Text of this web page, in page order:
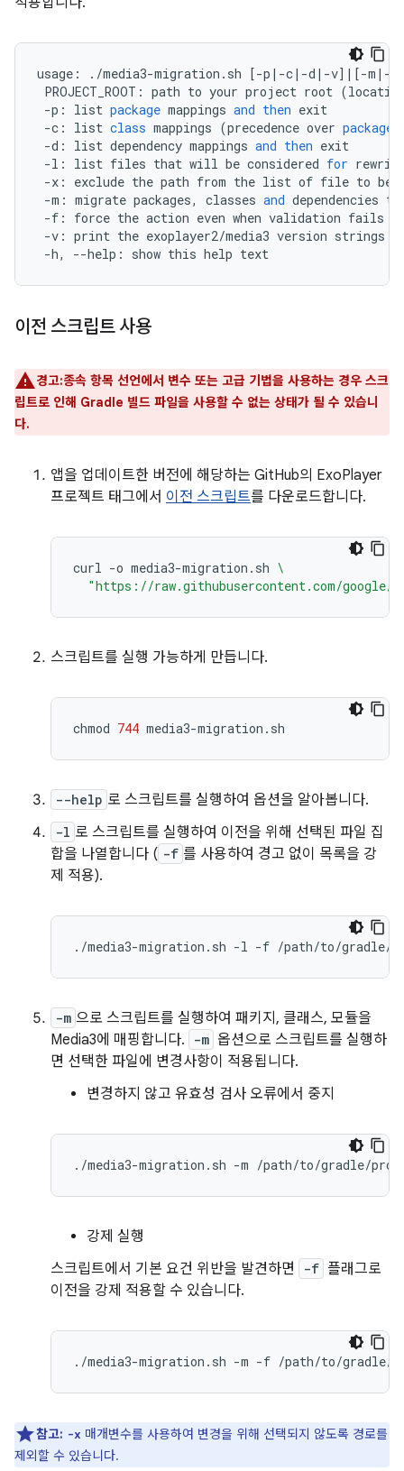
usage : . /media3-migration . sh [-p |-c|-d |-v] | [-m |-
PROJECT_ROOT : path to your project root (
-p : list package mappings and then exit
-c : list class mappings (precedence over package
-d : list dependency mappings and then exit
-l : list files that will be considered for
-x : exclude the path from the list of file to be
-m : migrate packages, classes and dependencies to
-f : force the action even when validation fails
-v : print the exoplayer2/media3 version strings
-h, --help : show this help text
이전 스크립트 사용
경고:종속 항목 선언에서 변수 또는 고급 기법을 사용하는 경우 스크
립트로 인해 Gradle 빌드 파일을 사용할 수 없는 상태가 될 수 있습니
다.
앱을 업데이트한 버전에 해당하는 GitHub의 ExoPlayer
프로젝트 태그에서 이전 스크립트를 다운로드합니다.
curl -o media3-migration.sh \
"https://raw.githubusercontent.com/google/
스크립트를 실행 가능하게 만듭니다.
chmod 744
--help 로 스크립트를 실행하여 옵션을 알아봅니다.
-l 로 스크립트를 실행하여 이전을 위해 선택된 파일 집
합을 나열합니다 ( -f 를 사용하여 경고 없이 목록을 강
제 적용).
./media3-migration.sh -l -f
-m 으로 스크립트를 실행하여 패키지, 클래스, 모듈을
Media3에 매핑합니다.
-m 옵션으로 스크립트를 실행하
면 선택한 파일에 변경사항이 적용됩니다.
변경하지 않고 유효성 검사 오류에서 중지
./media3-migration.sh -m
강제 실행
스크립트에서 기본 요건 위반을 발견하면
-f 플래그로
이전을 강제 적용할 수 있습니다.
./media3-migration.sh -m -f
참고: -x 매개변수를 사용하여 변경을 위해 선택되지 않도록 경로를
제외할 수 있습니다.